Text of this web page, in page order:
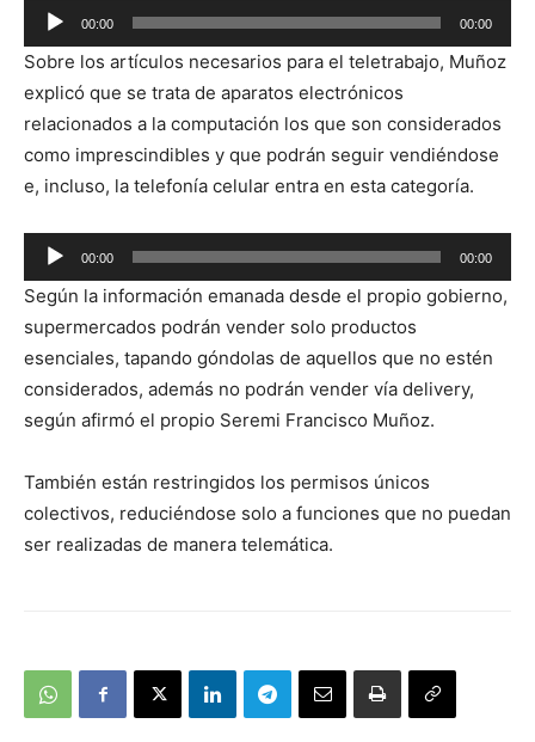
Reproductor
de
audio
00:00 00:00
Sobre los artículos necesarios para el teletrabajo, Muñoz
explicó que se trata de aparatos electrónicos
relacionados a la computación los que son considerados
como imprescindibles y que podrán seguir vendiéndose
e, incluso, la telefonía celular entra en esta categoría.
Reproductor
de
audio
00:00 00:00
Según la información emanada desde el propio gobierno,
supermercados podrán vender solo productos
esenciales, tapando góndolas de aquellos que no estén
considerados, además no podrán vender vía delivery,
según afirmó el propio Seremi Francisco Muñoz.
También están restringidos los permisos únicos
colectivos, reduciéndose solo a funciones que no puedan
ser realizadas de manera telemática.